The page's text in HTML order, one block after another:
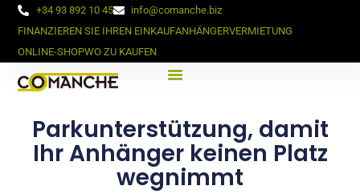
+34 93 892 10 45
info@comanche.biz
FINANZIEREN SIE IHREN EINKAUFANHÄNGERVERMIETUNG
ONLINE-SHOPWO ZU KAUFEN
Parkunterstützung, damit
Ihr Anhänger keinen Platz
wegnimmt